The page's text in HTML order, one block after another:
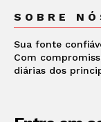
SOBRE
Sua fonte
Com
diárias dos